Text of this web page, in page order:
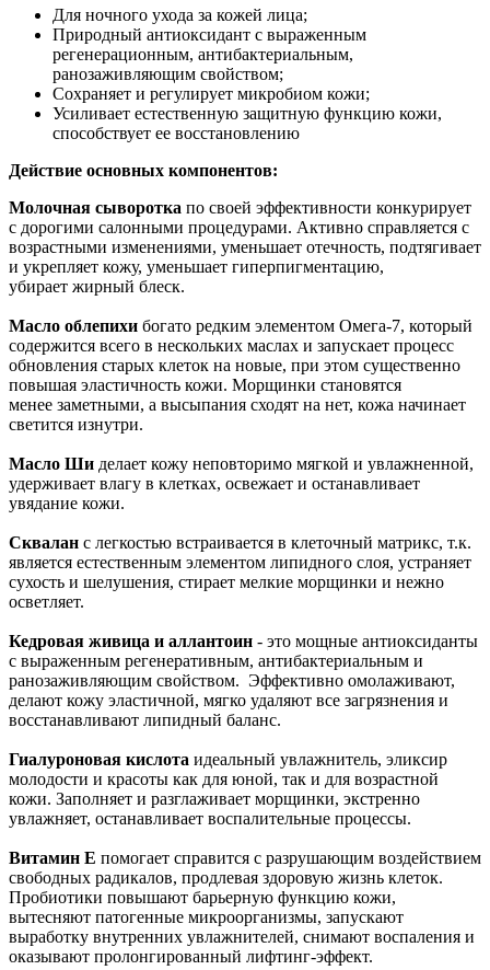
Для ночного ухода за кожей лица;
Природный антиоксидант с выраженным
регенерационным, антибактериальным,
ранозаживляющим свойством;
Сохраняет и регулирует микробиом кожи;
Усиливает естественную защитную функцию кожи,
способствует ее восстановлению
Действие основных компонентов:
Молочная сыворотка по своей эффективности конкурирует
с дорогими салонными процедурами. Активно справляется с
возрастными изменениями, уменьшает отечность, подтягивает
и укрепляет кожу, уменьшает гиперпигментацию,
убирает жирный блеск.
Масло облепихи богато редким элементом Омега-7, который
содержится всего в нескольких маслах и запускает процесс
обновления старых клеток на новые, при этом существенно
повышая эластичность кожи. Морщинки становятся
менее заметными, а высыпания сходят на нет, кожа начинает
светится изнутри.
Масло Ши делает кожу неповторимо мягкой и увлажненной,
удерживает влагу в клетках, освежает и останавливает
увядание кожи.
Сквалан с легкостью встраивается в клеточный матрикс, т.к.
является естественным элементом липидного слоя, устраняет
сухость и шелушения, стирает мелкие морщинки и нежно
осветляет.
Кедровая живица и аллантоин - это мощные антиоксиданты
с выраженным регенеративным, антибактериальным и
ранозаживляющим свойством. Эффективно омолаживают,
делают кожу эластичной, мягко удаляют все загрязнения и
восстанавливают липидный баланс.
Гиалуроновая кислота идеальный увлажнитель, эликсир
молодости и красоты как для юной, так и для возрастной
кожи. Заполняет и разглаживает морщинки, экстренно
увлажняет, останавливает воспалительные процессы.
Витамин Е помогает справится с разрушающим воздействием
свободных радикалов, продлевая здоровую жизнь клеток.
Пробиотики повышают барьерную функцию кожи,
вытесняют патогенные микроорганизмы, запускают
выработку внутренних увлажнителей, снимают воспаления и
оказывают пролонгированный лифтинг-эффект.